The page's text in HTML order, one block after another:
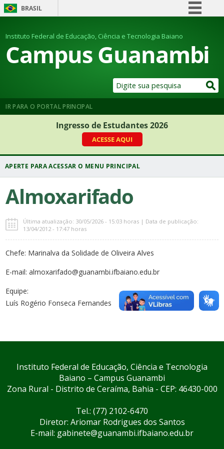
BRASIL
Comunica BR
Participe
Legislação
Instituto Federal de Educação, Ciência e Tecnologia Baiano
Campus Guanambi
IR PARA O PORTAL PRINCIPAL
Ingresso de Estudantes 2026
ACESSE AQUI
Almoxarifado
Última atualização: 30/05/2026 - 15:03 horas | Data de publicação:
13/04/2012 - 17:47 horas
Chefe: Marinalva da Solidade de Oliveira Alves
E-mail: almoxarifado@guanambi.ifbaiano.edu.br
Equipe:
Luís Rogério Fonseca Fernandes
Instituto Federal de Educação, Ciência e Tecnologia
Baiano – Campus Guanambi
Zona Rural - Distrito de Ceraíma, Bahia - CEP: 46430-000
Tel.: (77) 2102-6470
Diretor: Ariomar Rodrigues dos Santos
E-mail: gabinete@guanambi.ifbaiano.edu.br